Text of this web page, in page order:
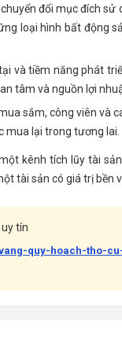
đổi mục đích sử
loại hình bất động
và tiềm năng phát
tâm và nguồn lợi
sắm, công viên và
mua lại trong tương lai.
kênh tích lũy tài
tài sản có giá trị bền
tín
quy-hoach-tho-